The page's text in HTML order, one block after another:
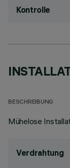
Kontrolle
BESCHREIBUNG
Mühelose
Verdrahtung